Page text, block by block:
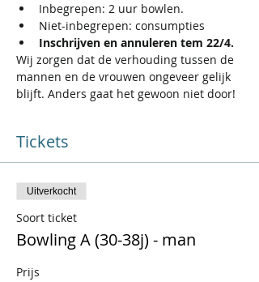
Inbegrepen: 2 uur bowlen.
Niet-inbegrepen: consumpties
Inschrijven en annuleren tem 22/4.
Wij zorgen dat de verhouding tussen de
mannen en de vrouwen ongeveer gelijk
blijft. Anders gaat het gewoon niet door!
Tickets
Uitverkocht
Soort ticket
Bowling A (30-38j) - man
Prijs